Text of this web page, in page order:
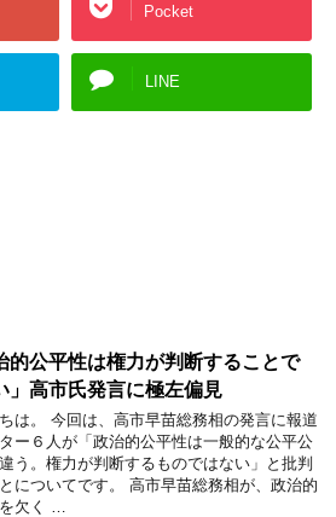
Pocket
LINE
的公平性は権力が判断することで
」高市氏発言に極左偏見
は。 今回は、高市早苗総務相の発言に報道
ー６人が「政治的公平性は一般的な公平公
う。権力が判断するものではない」と批判
についてです。 高市早苗総務相が、政治的
欠く …